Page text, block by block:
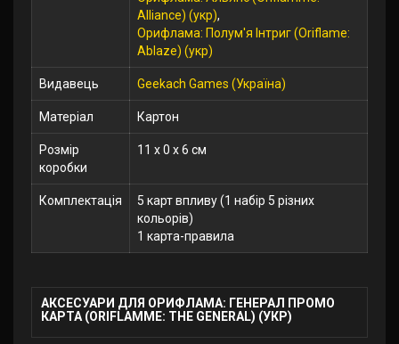
Alliance) (укр),
Орифлама: Полум'я Інтриг (Oriflame:
Ablaze) (укр)
Видавець Geekach Games (Україна)
Матеріал Картон
Розмір
коробки
11 x 0 x 6 см
Комплектація
5 карт впливу (1 набір 5 різних
кольорів)
1 карта-правила
АКСЕСУАРИ ДЛЯ ОРИФЛАМА: ГЕНЕРАЛ ПРОМО
КАРТА (ORIFLAMME: THE GENERAL) (УКР)